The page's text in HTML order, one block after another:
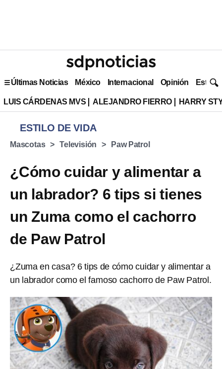
Últimas Noticias México Internacional Opinión Estilo
LUIS CÁRDENAS MVS ALEJANDRO FIERRO HARRY
ESTILO DE VIDA
Mascotas Televisión Paw Patrol
¿Cómo cuidar y alimentar a
un labrador? 6 tips si tienes
un Zuma como el cachorro
de Paw Patrol
¿Zuma en casa? 6 tips de cómo cuidar y alimentar a
un labrador como el famoso cachorro de Paw Patrol.